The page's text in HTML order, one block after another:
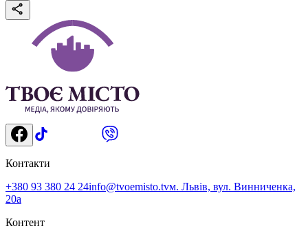
Контакти
+380 93 380 24 24info@tvoemisto.tvм. Львів, вул. Винниченка,
20а
Контент